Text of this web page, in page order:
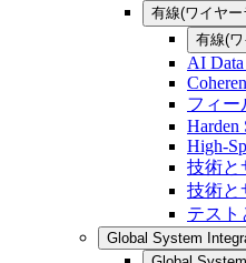
有線(ワイヤー
有線(
AI
フィー
Harden
High-
技術と
技術と
テスト
Global System